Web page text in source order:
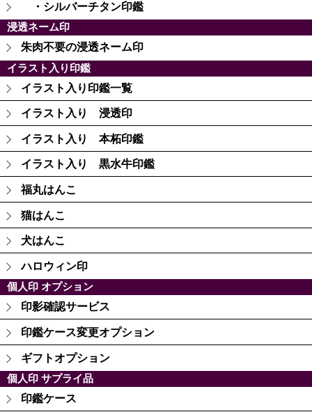
・シルバーチタン印鑑
浸透ネーム印
朱肉不要の浸透ネーム印
イラスト入り印鑑
イラスト入り印鑑一覧
イラスト入り 浸透印
イラスト入り 本柘印鑑
イラスト入り 黒水牛印鑑
福丸はんこ
猫はんこ
犬はんこ
ハロウィン印
個人印 オプション
印影確認サービス
印鑑ケース変更オプション
ギフトオプション
個人印 サプライ品
印鑑ケース